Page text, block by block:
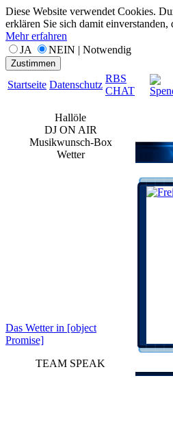
Diese Website verwendet Cookies.
erklären Sie sich damit einverstanden,
Mehr erfahren
JA
NEIN | Notwendig
Zustimmen
Startseite Datenschutz
RBS
CHAT
Hallöle
DJ ON AIR
Musikwunsch-Box
Wetter
Das Wetter in [object
Promise]
TEAM SPEAK